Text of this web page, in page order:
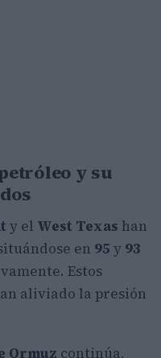
y su
y el West Texas han
en 95 y 93
Estos
aliviado la presión
Ormuz continúa,